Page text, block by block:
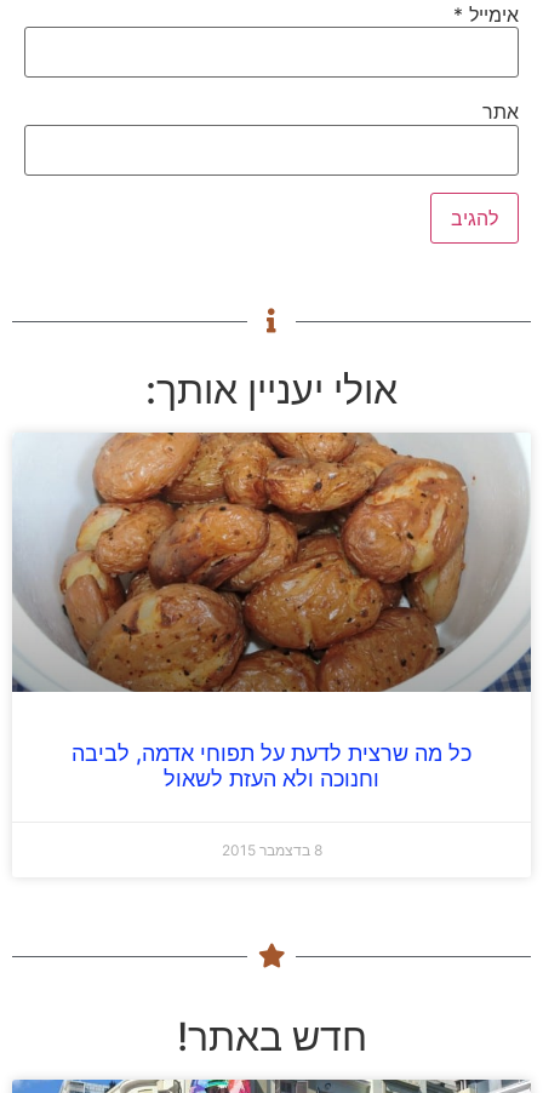
אימייל*
אתר
אולי יעניין אותך:
כל מה שרצית לדעת על תפוחי אדמה, לביבה
וחנוכה ולא העזת לשאול
חדש באתר!